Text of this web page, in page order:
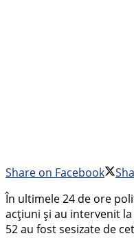
Share on Facebook
În ultimele 24 de ore
acțiuni și au intervenit
52 au fost sesizate de